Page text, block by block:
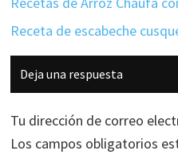
Receta de escabeche
Interacciones
con
los
lectores
Deja una respuesta
Tu dirección de correo
Los campos obligatorios